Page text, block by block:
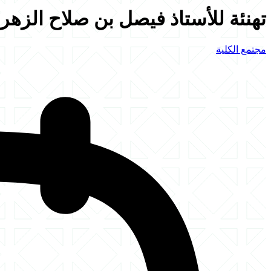
تهنئة للأستاذ فيصل بن صلاح
مجتمع الكلية